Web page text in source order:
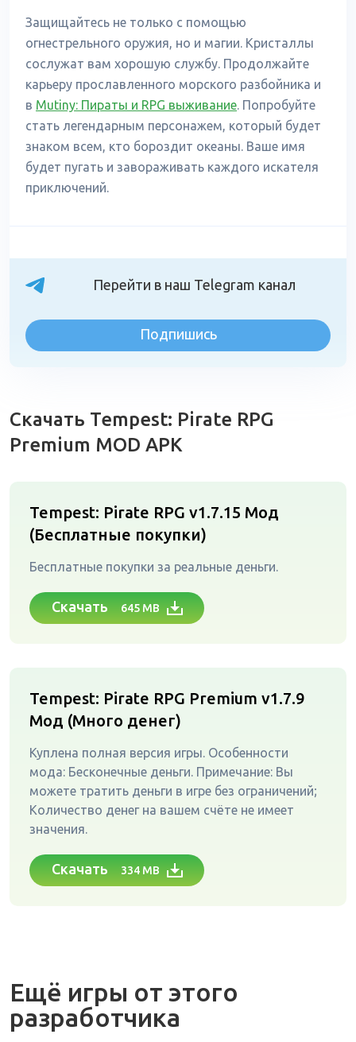
Защищайтесь не только с помощью
огнестрельного оружия, но и магии. Кристаллы
сослужат вам хорошую службу. Продолжайте
карьеру прославленного морского разбойника и
в Mutiny: Пираты и RPG выживание. Попробуйте
стать легендарным персонажем, который будет
знаком всем, кто бороздит океаны. Ваше имя
будет пугать и завораживать каждого искателя
приключений.
Перейти в наш Telegram канал
Подпишись
Скачать Tempest: Pirate RPG
Premium MOD APK
Tempest: Pirate RPG v1.7.15 Мод
(Бесплатные покупки)
Бесплатные покупки за реальные деньги.
Скачать 645 MB
Tempest: Pirate RPG Premium v1.7.9
Мод (Много денег)
Куплена полная версия игры. Особенности
мода: Бесконечные деньги. Примечание: Вы
можете тратить деньги в игре без ограничений;
Количество денег на вашем счёте не имеет
значения.
Скачать 334 MB
Ещё игры от этого
разработчика